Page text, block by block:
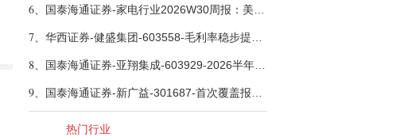
6、
7、
8、
9、
热门行业